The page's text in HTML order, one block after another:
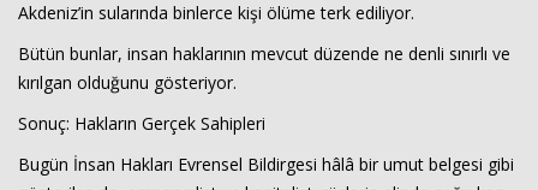
Akdeniz’in sularında binlerce kişi ölüme terk ediliyor.
Bütün bunlar, insan haklarının mevcut düzende ne denli sınırlı ve
kırılgan olduğunu gösteriyor.
Sonuç: Hakların Gerçek Sahipleri
Bugün İnsan Hakları Evrensel Bildirgesi hâlâ bir umut belgesi gibi